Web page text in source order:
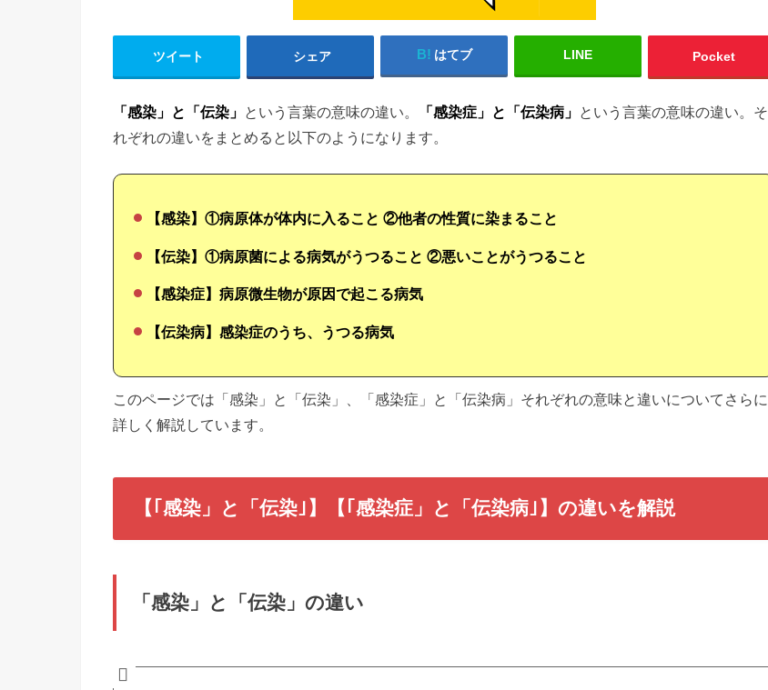
ツイート シェア はてブ LINE Pocket
「感染」と「伝染」 という言葉の意味の違い。 「感染症」と「伝染病」 という言葉の意味の違い。そ
れぞれの違いをまとめると以下のようになります。
【感染】①病原体が体内に入ること ②他者の性質に染まること
【伝染】①病原菌による病気がうつること ②悪いことがうつること
【感染症】病原微生物が原因で起こる病気
【伝染病】感染症のうち、うつる病気
このページでは「感染」と「伝染」、「感染症」と「伝染病」それぞれの意味と違いについてさらに
詳しく解説しています。
【｢感染」と「伝染｣】【｢感染症」と「伝染病｣】の違いを解説
「感染」と「伝染」の違い